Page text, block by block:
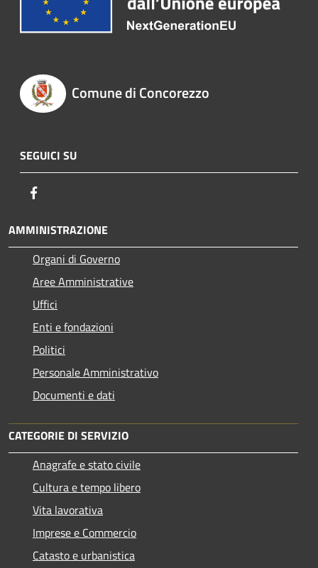
Comune di Concorezzo
SEGUICI SU
AMMINISTRAZIONE
Organi di Governo
Aree Amministrative
Uffici
Enti e fondazioni
Politici
Personale Amministrativo
Documenti e dati
CATEGORIE DI SERVIZIO
Anagrafe e stato civile
Cultura e tempo libero
Vita lavorativa
Imprese e Commercio
Catasto e urbanistica